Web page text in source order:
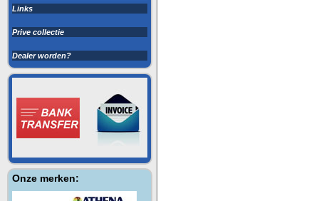
Links
Prive collectie
Dealer worden?
Onze merken: